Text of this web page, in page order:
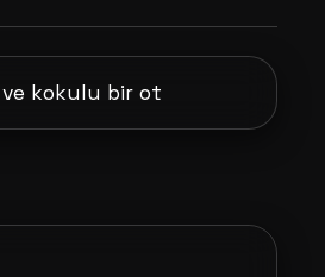
ve kokulu bir ot